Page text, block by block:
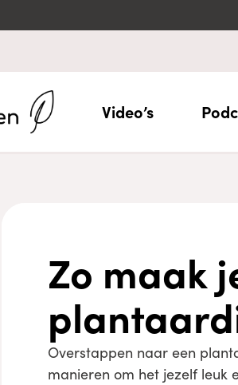
Video’s
Zo maak
Overstappen naar een
manieren om het jezelf leuk